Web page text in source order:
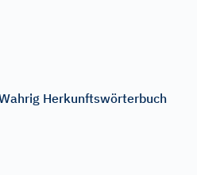
Herkunftswörterbuch